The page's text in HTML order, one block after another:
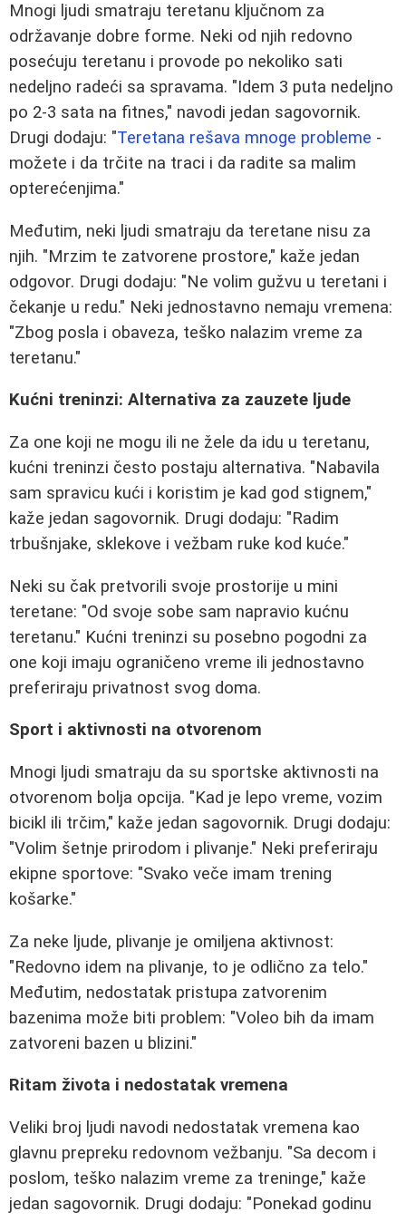
Mnogi ljudi smatraju teretanu ključnom za
održavanje dobre forme. Neki od njih redovno
posećuju teretanu i provode po nekoliko sati
nedeljno radeći sa spravama. "Idem 3 puta nedeljno
po 2-3 sata na fitnes," navodi jedan sagovornik.
Drugi dodaju: "Teretana rešava mnoge probleme -
možete i da trčite na traci i da radite sa malim
opterećenjima."
Međutim, neki ljudi smatraju da teretane nisu za
njih. "Mrzim te zatvorene prostore," kaže jedan
odgovor. Drugi dodaju: "Ne volim gužvu u teretani i
čekanje u redu." Neki jednostavno nemaju vremena:
"Zbog posla i obaveza, teško nalazim vreme za
teretanu."
Kućni treninzi: Alternativa za zauzete ljude
Za one koji ne mogu ili ne žele da idu u teretanu,
kućni treninzi često postaju alternativa. "Nabavila
sam spravicu kući i koristim je kad god stignem,"
kaže jedan sagovornik. Drugi dodaju: "Radim
trbušnjake, sklekove i vežbam ruke kod kuće."
Neki su čak pretvorili svoje prostorije u mini
teretane: "Od svoje sobe sam napravio kućnu
teretanu." Kućni treninzi su posebno pogodni za
one koji imaju ograničeno vreme ili jednostavno
preferiraju privatnost svog doma.
Sport i aktivnosti na otvorenom
Mnogi ljudi smatraju da su sportske aktivnosti na
otvorenom bolja opcija. "Kad je lepo vreme, vozim
bicikl ili trčim," kaže jedan sagovornik. Drugi dodaju:
"Volim šetnje prirodom i plivanje." Neki preferiraju
ekipne sportove: "Svako veče imam trening
košarke."
Za neke ljude, plivanje je omiljena aktivnost:
"Redovno idem na plivanje, to je odlično za telo."
Međutim, nedostatak pristupa zatvorenim
bazenima može biti problem: "Voleo bih da imam
zatvoreni bazen u blizini."
Ritam života i nedostatak vremena
Veliki broj ljudi navodi nedostatak vremena kao
glavnu prepreku redovnom vežbanju. "Sa decom i
poslom, teško nalazim vreme za treninge," kaže
jedan sagovornik. Drugi dodaju: "Ponekad godinu